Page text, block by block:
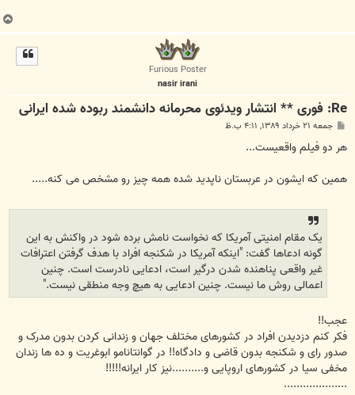
ب
ا
Furious Poster
nasir irani
Re: فوری ** انتشار ویدئوی محرمانه دانشمند ربوده شده ایرانی
پ
ت
جمعه ۲۱ خرداد ۱۳۸۹, ۴:۱۱ ب.ظ
هر دو فیلم واقعیست...
همین که ایشون در عربستان ناپدید شده همه چیز رو مشخص می کنه.....
یک مقام امنیتی آمریکا که نخواست نامش برده شود در واکنش به این
گونه ادعاها گفت: "اینکه آمریکا در شکنجه افراد با هدف گرفتن اعترافات
غیر واقعی پناهنده شدن درگیر است، ادعایی نادرست است. چنین
اعمالی روش ما نیست. چنین ادعایی به هیچ وجه منطقی نیست."
عجب!!
فکر کنم دزدیدن افراد در کشورهای مختلف جهان و زندانی کردن بدون مدرک و
صدور رای و شکنجه بدون قاضی و دادگاه!! در گوانتانامو ابوغریت و ده ها زندان
مخفی سیا در کشورهای اروپایی و..........نیز کار ایرانه!!!!!
....................